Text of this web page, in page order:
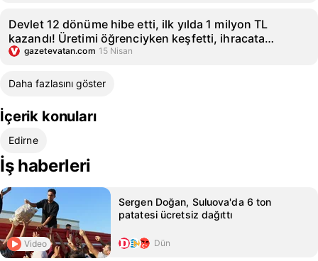
Devlet 12 dönüme hibe etti, ilk yılda 1 milyon TL
kazandı! Üretimi öğrenciyken keşfetti, ihracata
başlıyor
gazetevatan.com 15 Nisan
Daha fazlasını göster
İçerik konuları
Edirne
İş haberleri
Video
Sergen Doğan, Suluova'da 6 ton
patatesi ücretsiz dağıttı
Dün